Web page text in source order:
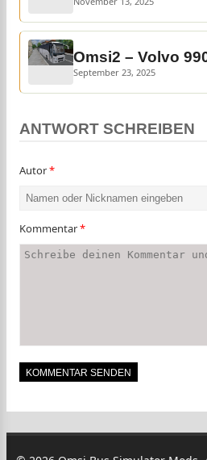
Omsi2 – Volvo
September 23, 2025
ANTWORT SCHREIBEN
Autor*
Kommentar*